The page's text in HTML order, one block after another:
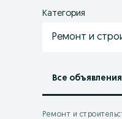
Категория
Ремонт и
Все объявления
Ремонт и